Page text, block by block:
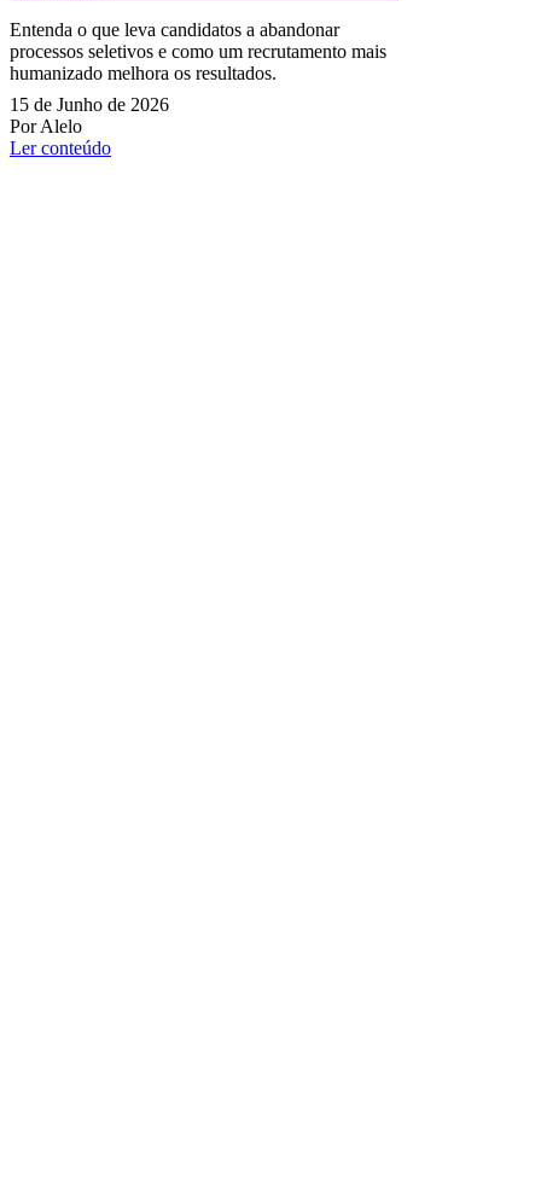
Entenda o que leva candidatos a abandonar
processos seletivos e como um recrutamento mais
humanizado melhora os resultados.
15 de Junho de 2026
Por Alelo
Ler conteúdo